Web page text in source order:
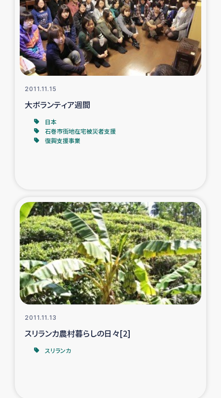
ガザ地区での公園の緑化を通じた支援事業
ガザ地区における被災住民への緊急支援
ガザ地区酪農を通した女性グループの生計支援
ふりかけ普及と食生活改善による栄養改善事業
フェアトレード事業
緊急支援事業
食べる
トルコ・シリア地震被災者支援
デニヤヤ小規模紅茶農家支援
コーヒー生産者支援
アイナロ県マウベシ郡でのコーヒー畑改善事業
ベイルート大規模爆発被災者支援
2011.11.15
大ボランティア週間
日本
石巻市街地在宅被災者支援
復興支援事業
2011.11.13
スリランカ農村暮らしの日々[2]
スリランカ